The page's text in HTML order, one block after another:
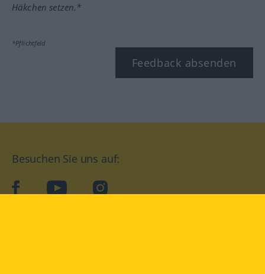
Häkchen setzen.*
*Pflichtfeld
Feedback absenden
Besuchen Sie uns auf:
facebookYouTube Instagram